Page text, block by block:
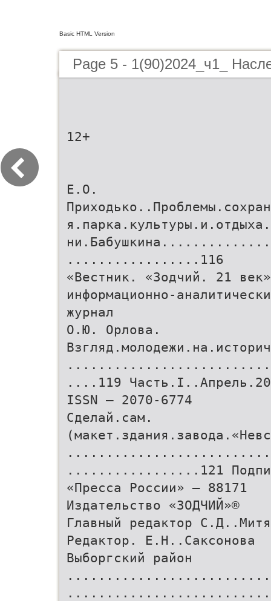
Basic HTML Version
Page 5 - 1(90)2024_ч1_
12+
Е.О.
.................116
«Вестник. «Зодчий. 21
информационно-
журнал
О.Ю. Орлова.
....119
ISSN – 2070-6774
Сделай.сам.
.................121
«Пресса России» – 88171
Издательство «ЗОДЧИЙ»®
Главный редактор
Редактор. Е.Н..Саксонова
Выборгский район